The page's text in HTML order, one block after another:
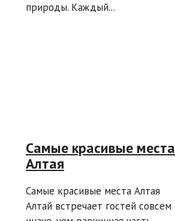
природы. Каждый...
Самые красивые места
Алтая
Самые красивые места Алтая
Алтай встречает гостей совсем